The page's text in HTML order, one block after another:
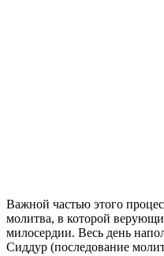
Важной частью этого
молитва, в которой
милосердии. Весь день
Сиддур (последование